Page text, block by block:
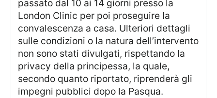
passato dal 10 ai 14 giorni presso la
London Clinic per poi proseguire la
convalescenza a casa. Ulteriori dettagli
sulle condizioni o la natura dell’intervento
non sono stati divulgati, rispettando la
privacy della principessa, la quale,
secondo quanto riportato, riprenderà gli
impegni pubblici dopo la Pasqua.